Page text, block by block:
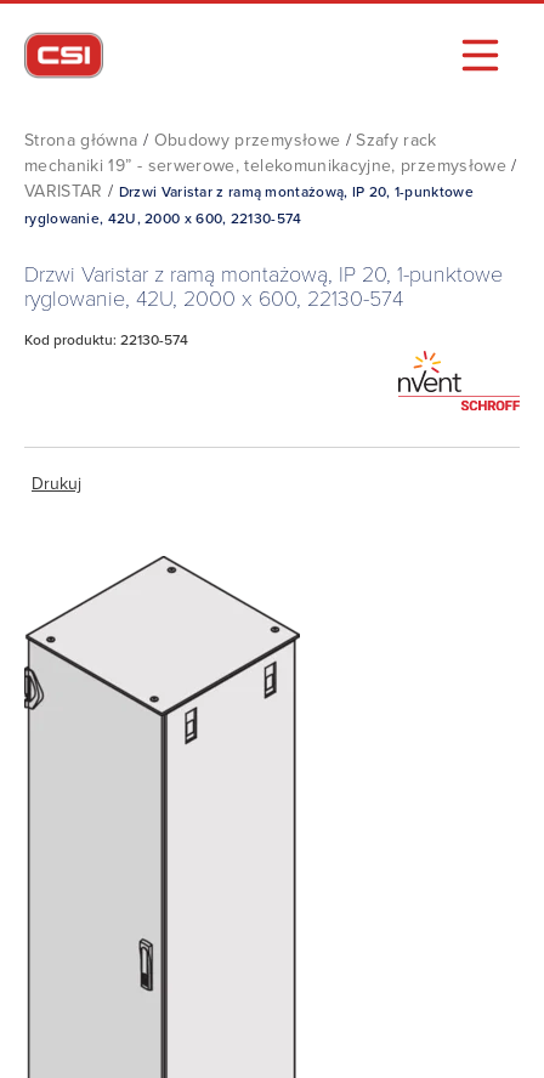
Strona główna / Obudowy przemysłowe /Szafy rack
mechaniki 19” - serwerowe, telekomunikacyjne, przemysłowe /
VARISTAR / Drzwi Varistar z ramą montażową, IP 20, 1-punktowe
ryglowanie, 42U, 2000 x 600, 22130-574
Drzwi Varistar z ramą montażową, IP 20, 1-punktowe
ryglowanie, 42U, 2000 x 600, 22130-574
Kod produktu: 22130-574
Drukuj